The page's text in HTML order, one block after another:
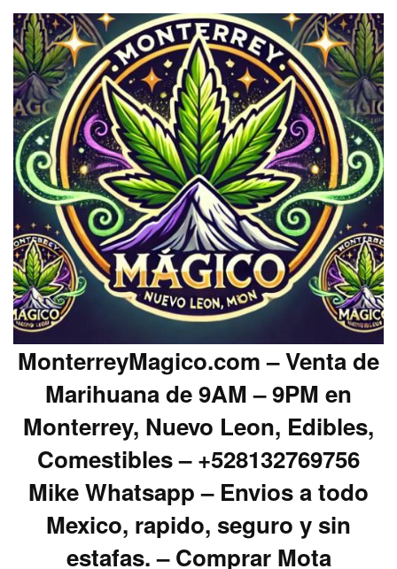
MonterreyMagico.com – Venta de
Marihuana de 9AM – 9PM en
Monterrey, Nuevo Leon, Edibles,
Comestibles – +528132769756
Mike Whatsapp – Envios a todo
Mexico, rapido, seguro y sin
estafas. – Comprar Mota